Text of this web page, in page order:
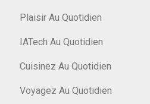
Plaisir Au Quotidien
IATech Au Quotidien
Cuisinez Au Quotidien
Voyagez Au Quotidien